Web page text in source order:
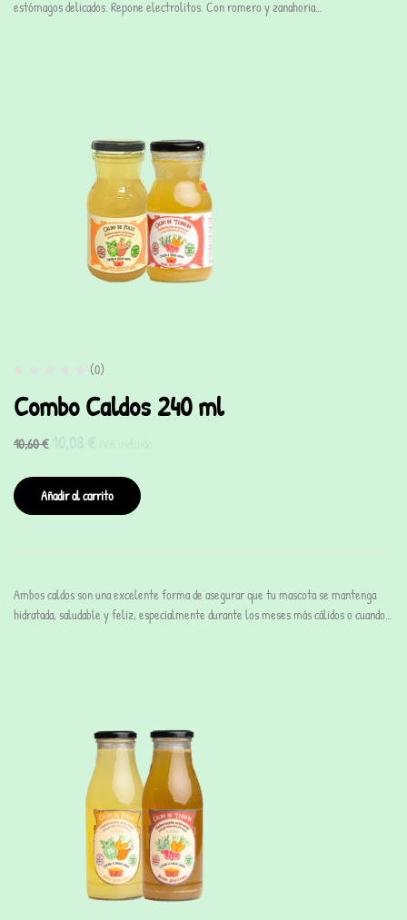
estómagos delicados. Repone electrolitos. Con romero y zanahoria…
(0)
Combo Caldos 240 ml
10,60€
Añadir al carrito
Ambos caldos son una excelente forma de asegurar que tu mascota se mantenga
hidratada, saludable y feliz, especialmente durante los meses más cálidos o cuando…